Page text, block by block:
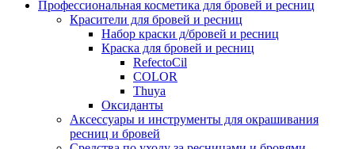
Профессиональная косметика для бровей и ресниц
Красители для бровей и ресниц
Набор краски д/бровей и ресниц
Краска для бровей и ресниц
RefectoCil
COLOR
Thuya
Оксиданты
Аксессуары и инструменты для окрашивания
ресниц и бровей